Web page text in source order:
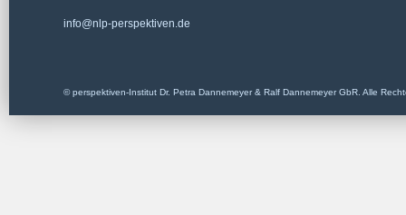
info@nlp-perspektiven.de
© perspektiven-Institut Dr. Petra Dannemeyer & Ralf Dannemeyer GbR. Alle